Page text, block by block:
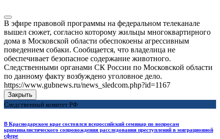
В эфире правовой программы на федеральном телеканале
вышел сюжет, согласно которому жильцы многоквартирного
дома в Московской области обеспокоены агрессивным
поведением собаки. Сообщается, что владелица не
обеспечивает безопасное содержание животного.
Следственными органами СК России по Московской области
по данному факту возбуждено уголовное дело.
https://www.gubnews.ru/news_sledcom.php?id=1167
Закрыть
Следственный комитет РФ
В Краснодарском крае состоялся всероссийский семинар по вопросам
криминалистического сопровождения расследования преступлений в миграционной
сфере